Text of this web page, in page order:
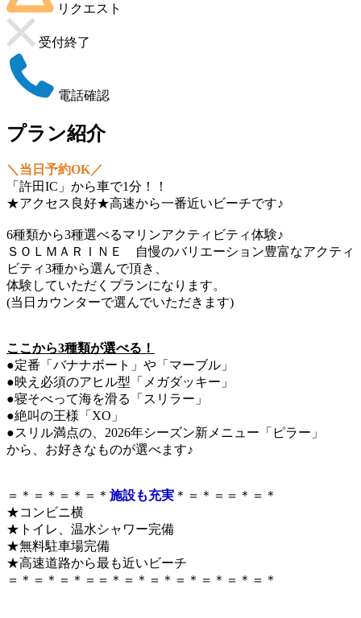
リクエスト
受付終了
電話確認
プラン紹介
＼当日予約OK／
「許田IC」から車で1分！！
★アクセス良好★高速から一番近いビーチです♪
6種類から3種選べるマリンアクティビティ体験♪
ＳＯＬＭＡＲＩＮＥ 自慢のバリエーション豊富なアクティ
ビティ3種から選んで頂き、
体験していただくプランになります。
(当日カウンターで選んでいただきます)
ここから3種類が選べる！
●定番「バナナボート」や「マーブル」
●映え必須のアヒル型「メガダッキー」
●寝そべって海を滑る「スリラー」
●絶叫の王様「XO」
●スリル満点の、2026年シーズン新メニュー「ピラー」
から、お好きなものが選べます♪
＝＊＝＊＝＊＝＊ 施設も充実 ＊＝＊＝＝＊＝＊
★コンビニ横
★トイレ、温水シャワー完備
★無料駐車場完備
★高速道路から最も近いビーチ
＝＊＝＊＝＊＝＝＊＝＊＝＊＝＊＝＊＝＊＝＊